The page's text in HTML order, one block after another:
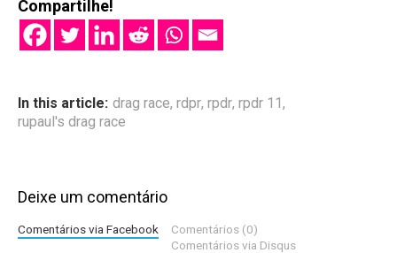
Compartilhe!
In this article: drag race, rdpr, rpdr, rpdr 11,
rupaul's drag race
Deixe um comentário
Comentários via Facebook
Comentários (0)
Comentários via Disqus